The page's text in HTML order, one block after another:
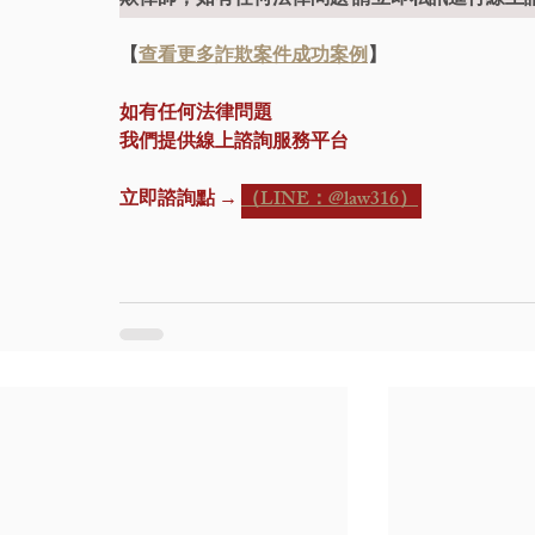
【查看更多詐欺案件成功案例】
如有任何法律問題
我們提供線上諮詢服務平台
立即諮詢點 → （LINE：@law316）